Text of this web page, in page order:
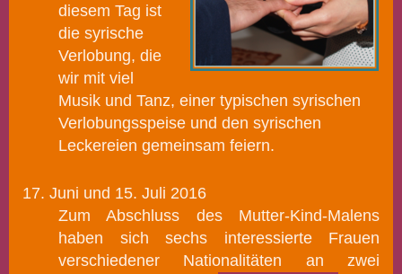
diesem Tag ist
die syrische
Verlobung, die
wir mit viel
Musik und Tanz, einer typischen syrischen
Verlobungsspeise und den syrischen
Leckereien gemeinsam feiern.
17. Juni und 15. Juli 2016
Zum Abschluss des Mutter-Kind-Malens
haben sich sechs interessierte Frauen
verschiedener Nationalitäten an zwei